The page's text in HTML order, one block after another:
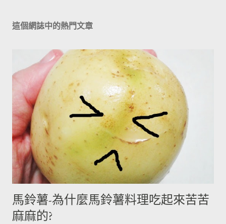
這個網誌中的熱門文章
馬鈴薯-為什麼馬鈴薯料理吃起來苦苦
麻麻的?